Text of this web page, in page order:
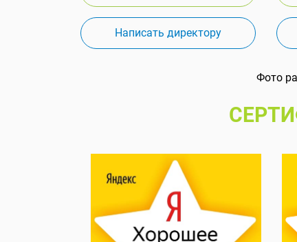
Написать директору
Фото